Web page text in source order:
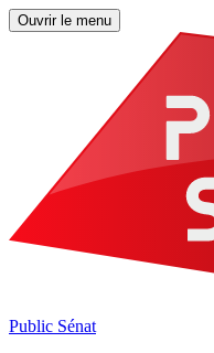
Ouvrir le menu
Public Sénat